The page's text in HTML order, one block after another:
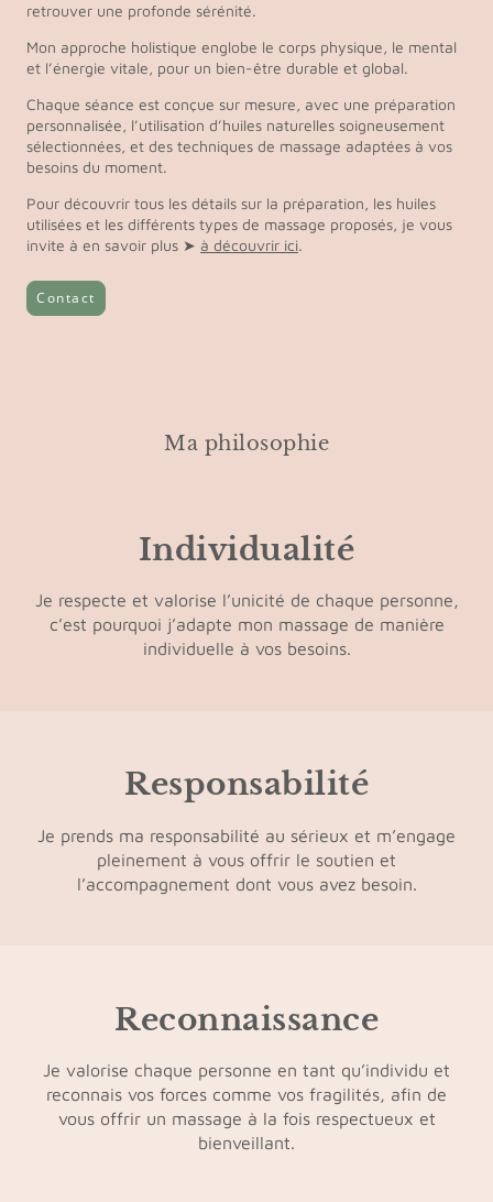
retrouver une profonde sérénité.
Mon approche holistique englobe le corps physique, le mental
et l’énergie vitale, pour un bien-être durable et global.
Chaque séance est conçue sur mesure, avec une préparation
personnalisée, l’utilisation d’huiles naturelles soigneusement
sélectionnées, et des techniques de massage adaptées à vos
besoins du moment.
Pour découvrir tous les détails sur la préparation, les huiles
utilisées et les différents types de massage proposés, je vous
invite à en savoir plus ➤ à découvrir ici.
Contact
Ma philosophie
Individualité
Je respecte et valorise l’unicité de chaque personne,
c’est pourquoi j’adapte mon massage de manière
individuelle à vos besoins.
Responsabilité
Je prends ma responsabilité au sérieux et m’engage
pleinement à vous offrir le soutien et
l’accompagnement dont vous avez besoin.
Reconnaissance
Je valorise chaque personne en tant qu’individu et
reconnais vos forces comme vos fragilités, afin de
vous offrir un massage à la fois respectueux et
bienveillant.